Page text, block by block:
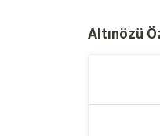
Altınözü